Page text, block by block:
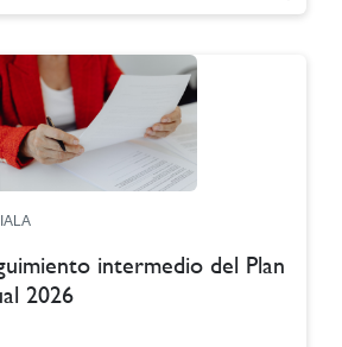
intermedio del Plan
2026